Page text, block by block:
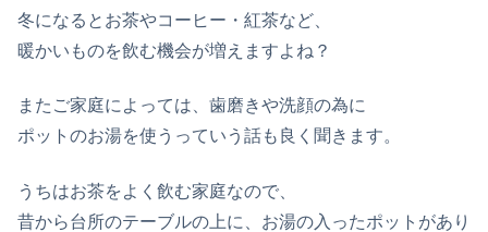
冬になるとお茶やコーヒー・紅茶など、
暖かいものを飲む機会が増えますよね？
またご家庭によっては、歯磨きや洗顔の為に
ポットのお湯を使うっていう話も良く聞きます。
うちはお茶をよく飲む家庭なので、
昔から台所のテーブルの上に、お湯の入ったポットがあり